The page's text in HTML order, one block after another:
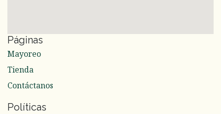
Páginas
Mayoreo
Tienda
Contáctanos
Políticas